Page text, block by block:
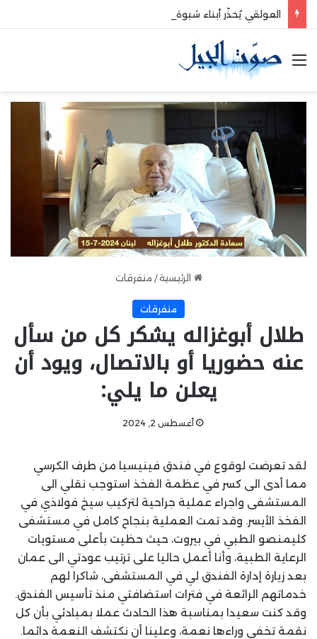
القائمة
الرئيسية / متفرقات
متفرقات
طلال أبوغزاله يشكر كل من سأل
عنه حضوريا أو بالاتصال، ويود أن
يعلن ما يلي:
أغسطس 2, 2024
لقد تعرضت لوقوع في فندق فينيسيا من طرف الكرسي
مما أدى الى كسر في عظمة الفخذ استوجب نقلي الى
المستشفى واجراء عملية جراحية لتركيب سيخ فولاذي في
الفخذ الأيسر. وقد تمت العملية بنجاح كامل في مستشفى
كليمنصو الطبي في بيروت، حيث حظيت بأعلى مستويات
الرعاية الطبية، وأنا أعمل حاليا على ترتيب عودتي الى عمان
بعد زيارة إدارة الفندق لي في المستشفى، شاكرا لهم
خدماتهم الرائعة في فترات استضافتي منذ تأسيس الفندق.
وقد كنت سعيدا بمناسبة هذا الحادث عملا بمبادئي بأن كل
نقمة تخفي وراءها نعمة، وعلينا أن نكتشف النعمة دائما.